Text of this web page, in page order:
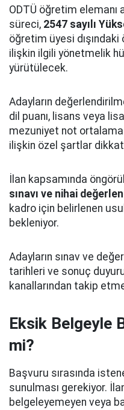
ODTÜ öğretim elemanı
süreci, 2547 sayılı
öğretim üyesi dışındaki
ilişkin ilgili yönetmelik
yürütülecek.
Adayların
dil puanı, lisans veya
mezuniyet not
ilişkin özel şartlar
İlan kapsamında
sınavı ve nihai
kadro için belirlenen
bekleniyor.
Adayların sınav ve
tarihleri ve sonuç
kanallarından takip
Eksik Belgeyle
mi?
Başvuru sırasında
sunulması gerekiyor.
belgeleyemeyen veya